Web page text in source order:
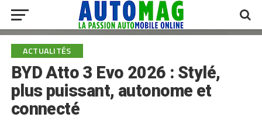
ACTUALITÉS
BYD Atto 3 Evo 2026 : Stylé,
plus puissant, autonome et
connecté